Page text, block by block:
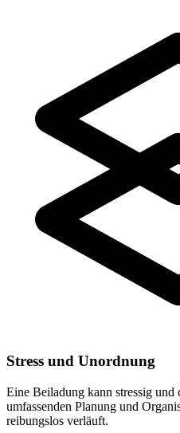
Stress und Unordnung
Eine Beiladung kann stressig und
umfassenden Planung und
reibungslos verläuft.